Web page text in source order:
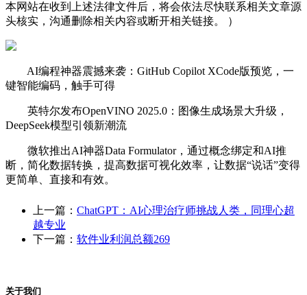
本网站在收到上述法律文件后，将会依法尽快联系相关文章源
头核实，沟通删除相关内容或断开相关链接。 ）
AI编程神器震撼来袭：GitHub Copilot XCode版预览，一
键智能编码，触手可得
英特尔发布OpenVINO 2025.0：图像生成场景大升级，
DeepSeek模型引领新潮流
微软推出AI神器Data Formulator，通过概念绑定和AI推
断，简化数据转换，提高数据可视化效率，让数据“说话”变得
更简单、直接和有效。
上一篇： ChatGPT：AI心理治疗师挑战人类，同理心超
越专业
下一篇： 软件业利润总额269
关于我们